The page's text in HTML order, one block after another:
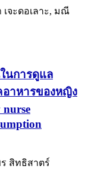
จะดอเลาะ, มณี
นการดูแล
าหารของหญิง
สิทธิสาตร์